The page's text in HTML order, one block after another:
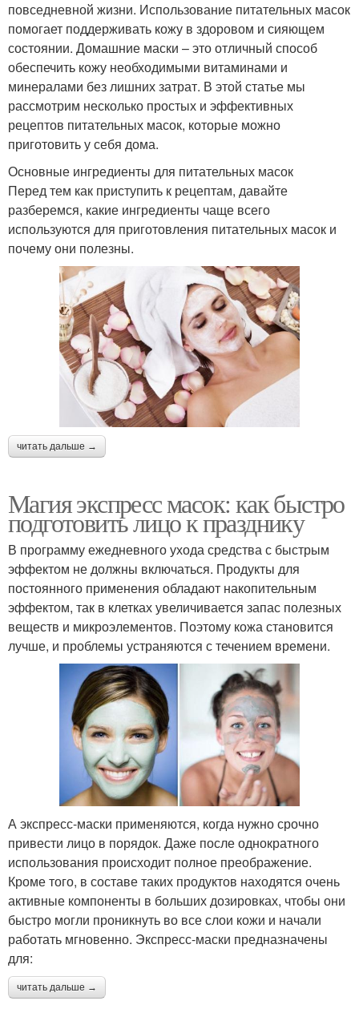
повседневной жизни. Использование питательных масок
помогает поддерживать кожу в здоровом и сияющем
состоянии. Домашние маски – это отличный способ
обеспечить кожу необходимыми витаминами и
минералами без лишних затрат. В этой статье мы
рассмотрим несколько простых и эффективных
рецептов питательных масок, которые можно
приготовить у себя дома.
Основные ингредиенты для питательных масок
Перед тем как приступить к рецептам, давайте
разберемся, какие ингредиенты чаще всего
используются для приготовления питательных масок и
почему они полезны.
читать дальше →
Магия экспресс масок: как быстро
подготовить лицо к празднику
В программу ежедневного ухода средства с быстрым
эффектом не должны включаться. Продукты для
постоянного применения обладают накопительным
эффектом, так в клетках увеличивается запас полезных
веществ и микроэлементов. Поэтому кожа становится
лучше, и проблемы устраняются с течением времени.
А экспресс-маски применяются, когда нужно срочно
привести лицо в порядок. Даже после однократного
использования происходит полное преображение.
Кроме того, в составе таких продуктов находятся очень
активные компоненты в больших дозировках, чтобы они
быстро могли проникнуть во все слои кожи и начали
работать мгновенно. Экспресс-маски предназначены
для:
читать дальше →